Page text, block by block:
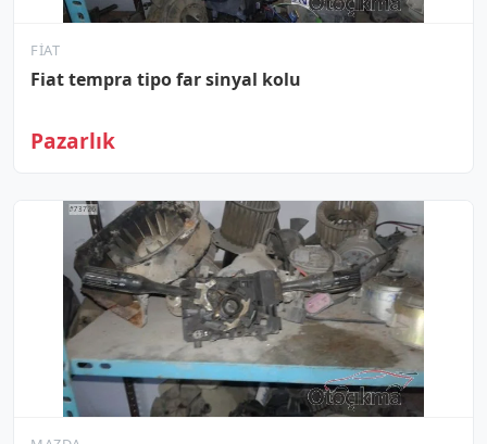
FIAT
Fiat tempra tipo far sinyal kolu
Pazarlık